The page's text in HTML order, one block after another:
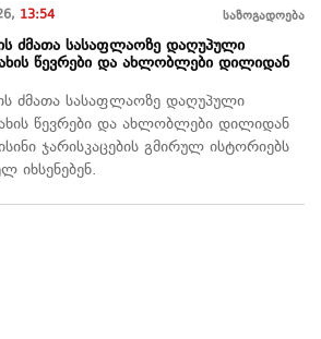
13:54 საზოგადოება
ძმათა სასაფლაოზე დაღუპული
წევრები და ახლობლები დილიდან
ძმათა სასაფლაოზე დაღუპული
წევრები და ახლობლები დილიდან
ჯარისკაცების გმირულ ისტორიებს
იხსენებენ.